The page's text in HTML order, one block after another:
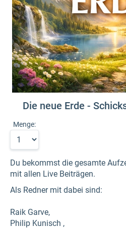
Die neue Erde -
Menge:
Du bekommst die gesamte
mit allen Live Beiträgen.
Als Redner mit dabei sind:
Raik Garve,
Philip Kunisch ,